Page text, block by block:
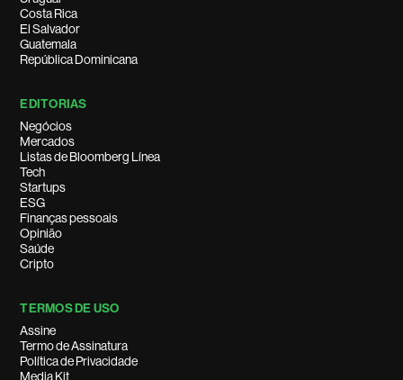
Costa Rica
El Salvador
Guatemala
República Dominicana
EDITORIAS
Negócios
Mercados
Listas de Bloomberg Línea
Tech
Startups
ESG
Finanças pessoais
Opinião
Saúde
Cripto
TERMOS DE USO
Assine
Termo de Assinatura
Política de Privacidade
Media Kit